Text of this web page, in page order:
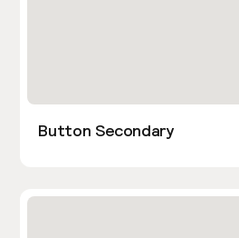
Button Secondary